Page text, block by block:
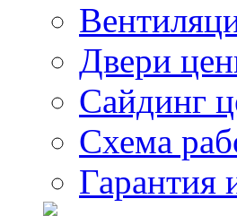
Двери
Сайдинг
Схема
Гарантия